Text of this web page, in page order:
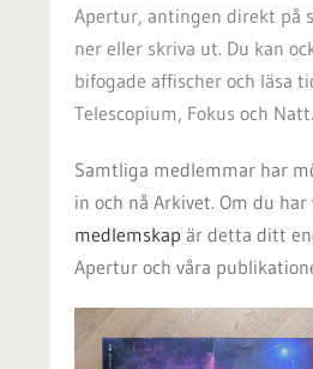
Apertur, antingen direkt på
ner eller skriva ut. Du kan
bifogade affischer och läsa
Telescopium, Fokus och Natt.
Samtliga medlemmar har
in och nå Arkivet. Om du har
medlemskap är detta ditt
Apertur och våra